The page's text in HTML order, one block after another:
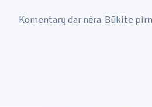
Komentarų dar nėra. Būkite